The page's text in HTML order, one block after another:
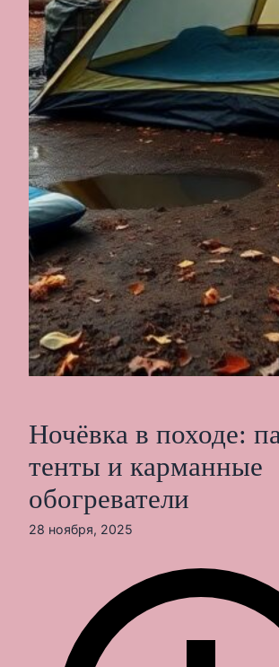
Ночёвка в походе:
тенты и карманные
обогреватели
28 ноября, 2025